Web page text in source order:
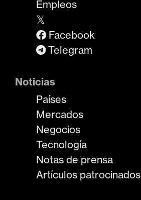
Empleos
𝕏
Facebook
Telegram
Noticias
Países
Mercados
Negocios
Tecnología
Notas de prensa
Artículos patrocinados